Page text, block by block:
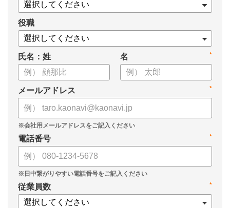
・導入イメージとリーダー育成への応用
役職
氏名：姓 *
名
*
メールアドレス
*
電話番号
*
従業員数